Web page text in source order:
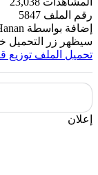
رقم الملف 5847
إضافة بواسطة
سيظهر زر التحميل
تحميل الملف توزيع قرآن
إعلان